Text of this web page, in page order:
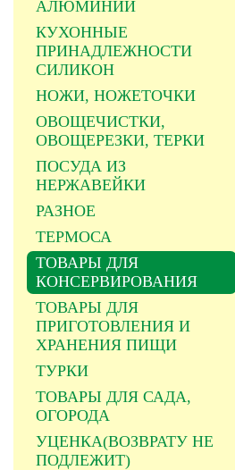
АЛЮМИНИЙ
КУХОННЫЕ
ПРИНАДЛЕЖНОСТИ
СИЛИКОН
НОЖИ, НОЖЕТОЧКИ
ОВОЩЕЧИСТКИ,
ОВОЩЕРЕЗКИ, ТЕРКИ
ПОСУДА ИЗ
НЕРЖАВЕЙКИ
РАЗНОЕ
ТЕРМОСА
ТОВАРЫ ДЛЯ
КОНСЕРВИРОВАНИЯ
ТОВАРЫ ДЛЯ
ПРИГОТОВЛЕНИЯ И
ХРАНЕНИЯ ПИЩИ
ТУРКИ
ТОВАРЫ ДЛЯ САДА,
ОГОРОДА
УЦЕНКА(ВОЗВРАТУ НЕ
ПОДЛЕЖИТ)